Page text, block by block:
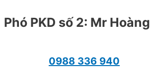
Phó PKD số 2: Mr Hoàng
0988 336 940